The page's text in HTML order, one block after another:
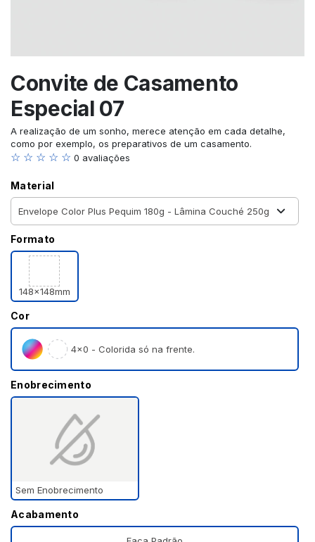
Convite de Casamento
Especial 07
A realização de um sonho, merece atenção em cada detalhe,
como por exemplo, os preparativos de um casamento.
☆ ☆ ☆ ☆ ☆ 0 avaliações
Material
Formato
148x148mm
Cor
4×0 - Colorida só na frente.
Enobrecimento
Sem Enobrecimento
Acabamento